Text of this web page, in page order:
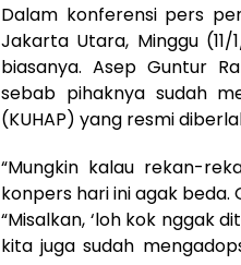
Dalam konferensi pers
Jakarta Utara, Minggu
biasanya. Asep Guntur
sebab pihaknya sudah
(KUHAP) yang resmi
“Mungkin kalau rekan-
konpers hari ini agak beda.
“Misalkan, ‘loh kok nggak
kita juga sudah